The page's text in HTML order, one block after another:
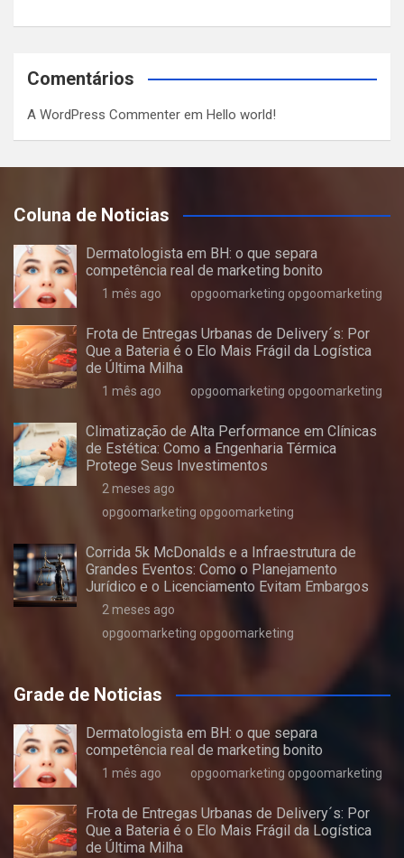
Comentários
A WordPress Commenter em Hello world!
Coluna de Noticias
Dermatologista em BH: o que separa
competência real de marketing bonito
1 mês ago opgoomarketing opgoomarketing
Frota de Entregas Urbanas de Delivery´s: Por
Que a Bateria é o Elo Mais Frágil da Logística
de Última Milha
1 mês ago opgoomarketing opgoomarketing
Climatização de Alta Performance em Clínicas
de Estética: Como a Engenharia Térmica
Protege Seus Investimentos
2 meses ago
opgoomarketing opgoomarketing
Corrida 5k McDonalds e a Infraestrutura de
Grandes Eventos: Como o Planejamento
Jurídico e o Licenciamento Evitam Embargos
2 meses ago
opgoomarketing opgoomarketing
Grade de Noticias
Dermatologista em BH: o que separa
competência real de marketing bonito
1 mês ago opgoomarketing opgoomarketing
Frota de Entregas Urbanas de Delivery´s: Por
Que a Bateria é o Elo Mais Frágil da Logística
de Última Milha